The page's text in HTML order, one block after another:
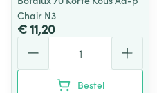
Chair N3
€ 11,20
Bestel